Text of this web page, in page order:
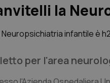
la
per l'area